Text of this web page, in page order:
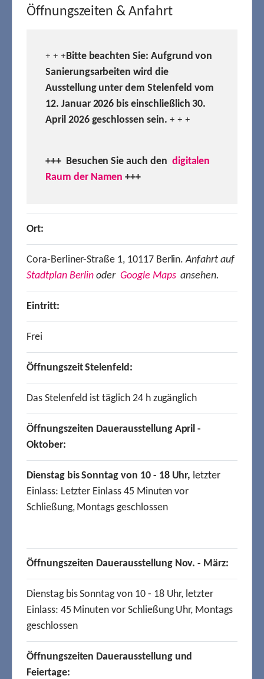
Öffnungszeiten & Anfahrt
+ + +Bitte beachten Sie: Aufgrund von
Sanierungsarbeiten wird die
Ausstellung unter dem Stelenfeld vom
12. Januar 2026 bis einschließlich 30.
April 2026 geschlossen sein. + + +
+++ Besuchen Sie auch den digitalen
Raum der Namen +++
Ort:
Cora-Berliner-Straße 1, 10117 Berlin.Anfahrt auf
Stadtplan Berlin oder Google Mapsansehen.
Eintritt:
Frei
Öffnungszeit Stelenfeld:
Das Stelenfeld ist täglich 24 h zugänglich
Öffnungszeiten Dauerausstellung April -
Oktober:
Dienstag bis Sonntag von 10 - 18 Uhr, letzter
Einlass: Letzter Einlass 45 Minuten vor
Schließung, Montags geschlossen
Öffnungszeiten Dauerausstellung Nov. - März:
Dienstag bis Sonntag von 10 - 18 Uhr, letzter
Einlass: 45 Minuten vor Schließung Uhr, Montags
geschlossen
Öffnungszeiten Dauerausstellung und
Feiertage: